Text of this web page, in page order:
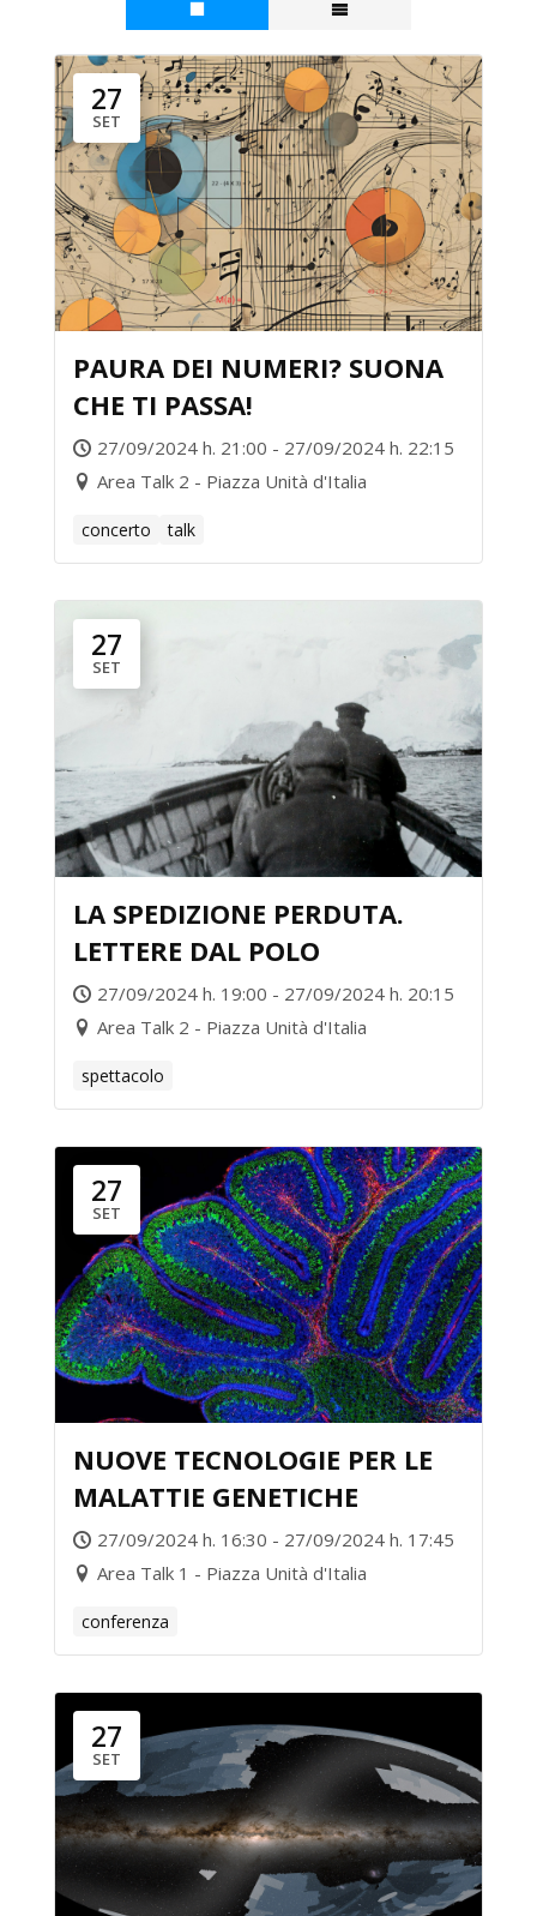
27
SET
PAURA DEI NUMERI? SUONA
CHE TI PASSA!
27/09/2024 h. 21:00 - 27/09/2024 h. 22:15
Area Talk 2 - Piazza Unità d'Italia
concerto talk
27
SET
LA SPEDIZIONE PERDUTA.
LETTERE DAL POLO
27/09/2024 h. 19:00 - 27/09/2024 h. 20:15
Area Talk 2 - Piazza Unità d'Italia
spettacolo
27
SET
NUOVE TECNOLOGIE PER LE
MALATTIE GENETICHE
27/09/2024 h. 16:30 - 27/09/2024 h. 17:45
Area Talk 1 - Piazza Unità d'Italia
conferenza
27
SET